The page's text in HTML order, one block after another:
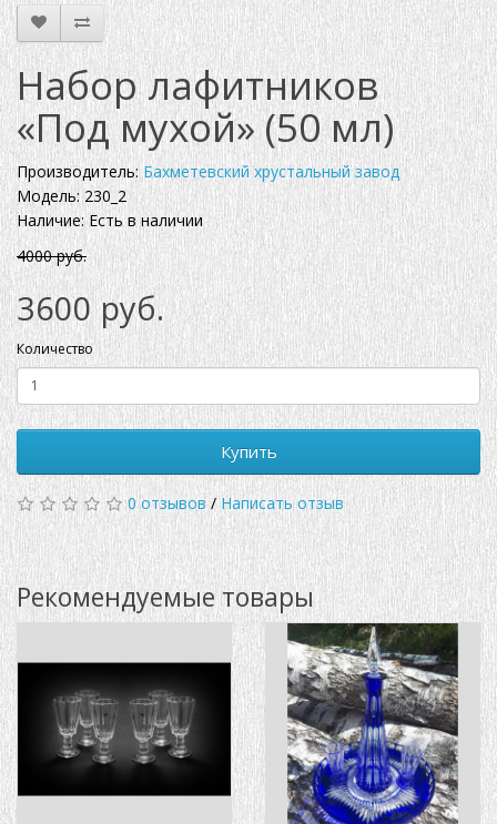
Набор лафитников
«Под мухой» (50 мл)
Производитель: Бахметевский хрустальный завод
Модель: 230_2
Наличие: Есть в наличии
4000 руб.
3600 руб.
Количество
Купить
0 отзывов / Написать отзыв
Рекомендуемые товары